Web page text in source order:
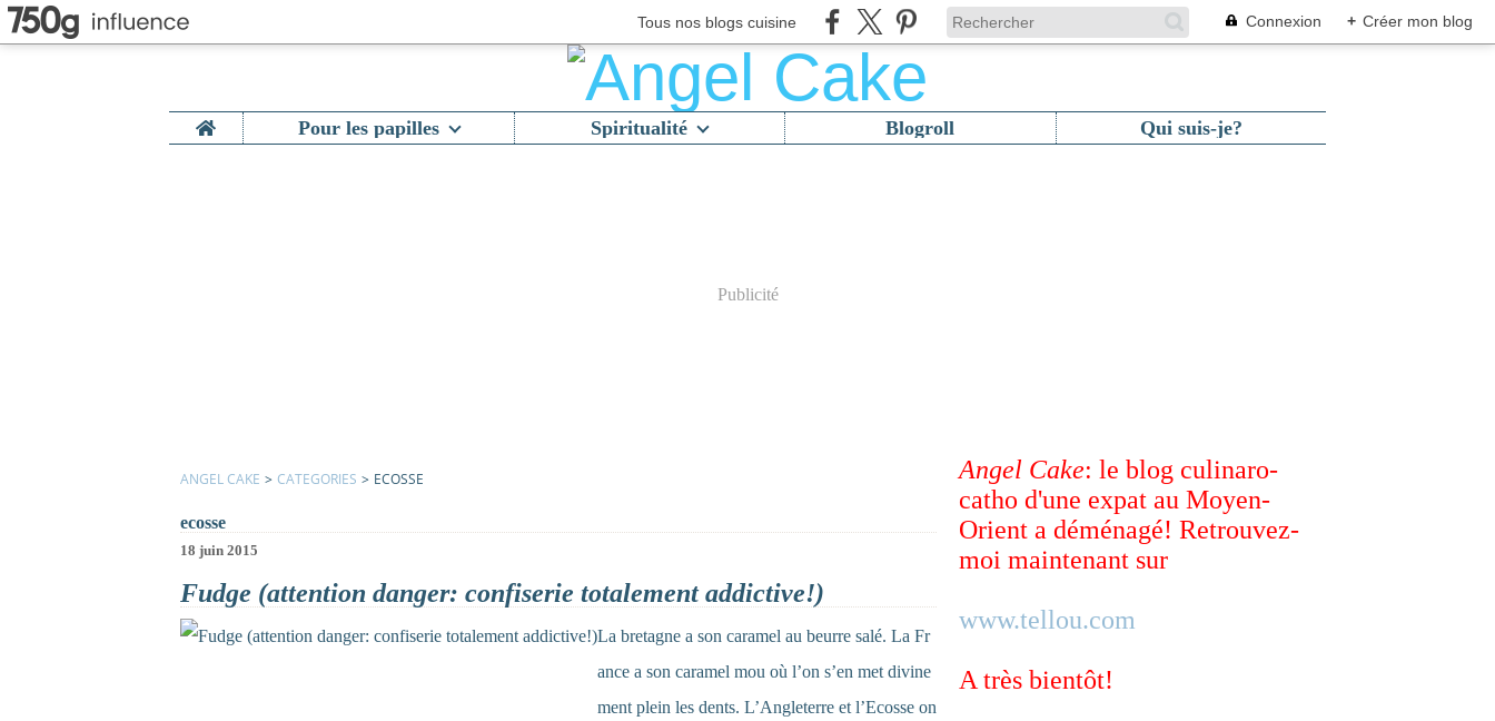
Tous nos blogs cuisine Connexion + Créer mon blog
Home Pour les papilles Spiritualité Blogroll Qui suis-je?
Publicité
ANGEL CAKE > CATEGORIES > ECOSSE
ecosse
18 juin 2015
Fudge (attention danger: confiserie totalement addictive!)
La bretagne a son caramel au beurre salé. La Fr
ance a son caramel mou où l’on s’en met divine
ment plein les dents. L’Angleterre et l’Ecosse on
Angel Cake: le blog culinaro-
catho d'une expat au Moyen-
Orient a déménagé! Retrouvez-
moi maintenant sur
www.tellou.com
A très bientôt!